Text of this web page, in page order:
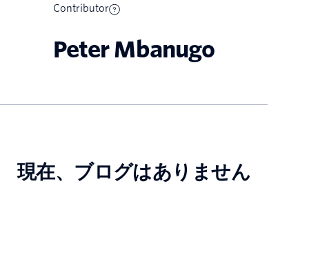
Contributor
Peter Mbanugo
現在、ブログはありません